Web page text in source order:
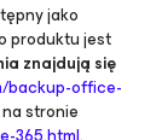
jako
produktu jest
znajdują się
backup-office-
stronie